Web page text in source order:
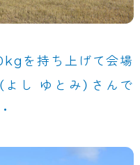
を持ち上げて会場
し ゆとみ）さんで